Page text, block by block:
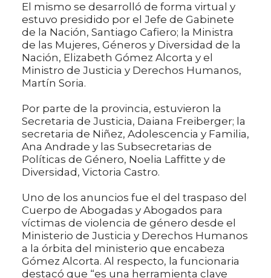
El mismo se desarrolló de forma virtual y
estuvo presidido por el Jefe de Gabinete
de la Nación, Santiago Cafiero; la Ministra
de las Mujeres, Géneros y Diversidad de la
Nación, Elizabeth Gómez Alcorta y el
Ministro de Justicia y Derechos Humanos,
Martín Soria.
Por parte de la provincia, estuvieron la
Secretaria de Justicia, Daiana Freiberger; la
secretaria de Niñez, Adolescencia y Familia,
Ana Andrade y las Subsecretarias de
Políticas de Género, Noelia Laffitte y de
Diversidad, Victoria Castro.
Uno de los anuncios fue el del traspaso del
Cuerpo de Abogadas y Abogados para
víctimas de violencia de género desde el
Ministerio de Justicia y Derechos Humanos
a la órbita del ministerio que encabeza
Gómez Alcorta. Al respecto, la funcionaria
destacó que “es una herramienta clave